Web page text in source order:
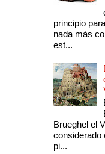
principio
nada más
est...
Brueghel el
considerado
pi...